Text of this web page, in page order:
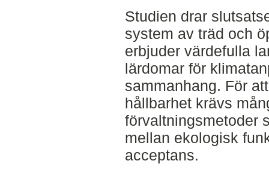
Studien drar
system av träd och
erbjuder värdefulla
lärdomar för
sammanhang. För
hållbarhet krävs
förvaltningsmetoder
mellan ekologisk
acceptans.